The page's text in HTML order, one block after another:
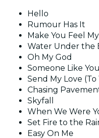
Hello
Rumour Has It
Make You Feel
Water Under the
Oh My God
Someone Like You
Send My Love
Chasing
Skyfall
When We Were
Set Fire to the
Easy On Me